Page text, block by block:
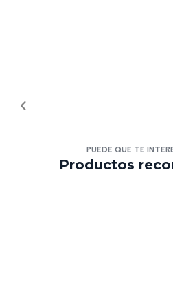
PUEDE QUE TE
Productos